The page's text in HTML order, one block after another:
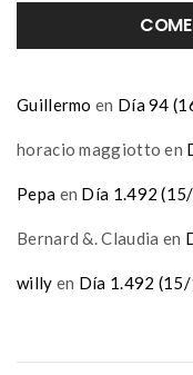
Guillermo en Día 94
horacio maggiotto en
Pepa en Día 1.492
Bernard &. Claudia en
willy en Día 1.492